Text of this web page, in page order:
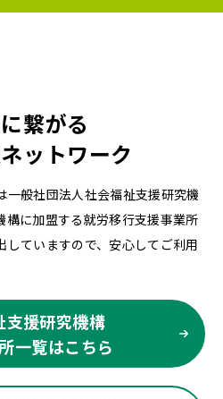
繋がる
ットワーク
一般社団法人社会福祉支援研究機
構に加盟する就労移行支援事業所
していますので、安心してご利用
支援研究機構
一覧はこちら